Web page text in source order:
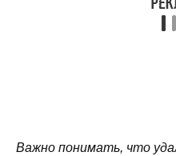
Важно понимать, что